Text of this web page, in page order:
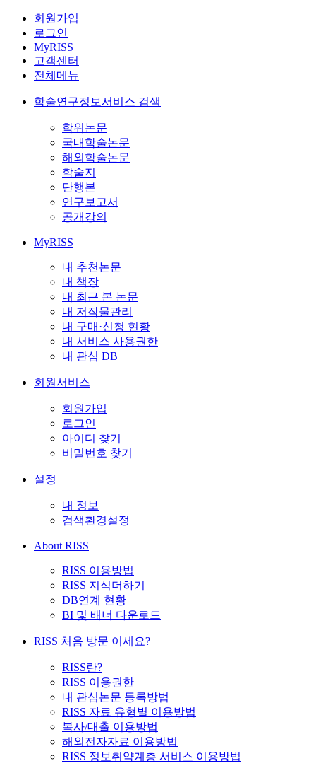
회원가입
로그인
MyRISS
고객센터
전체메뉴
학술연구정보서비스 검색
학위논문
국내학술논문
해외학술논문
학술지
단행본
연구보고서
공개강의
MyRISS
내 추천논문
내 책장
내 최근 본 논문
내 저작물관리
내 구매·신청 현황
내 서비스 사용권한
내 관심 DB
회원서비스
회원가입
로그인
아이디 찾기
비밀번호 찾기
설정
내 정보
검색환경설정
About RISS
RISS 이용방법
RISS 지식더하기
DB연계 현황
BI 및 배너 다운로드
RISS 처음 방문 이세요?
RISS란?
RISS 이용권한
내 관심논문 등록방법
RISS 자료 유형별 이용방법
복사/대출 이용방법
해외전자자료 이용방법
RISS 정보취약계층 서비스 이용방법